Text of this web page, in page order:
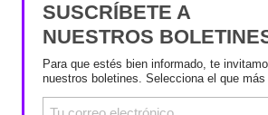
SUSCRÍBETE A
NUESTROS
Para que estés bien informado, te
nuestros boletines. Selecciona el que